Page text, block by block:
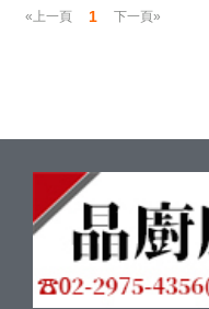
«上一頁 1 下一頁»